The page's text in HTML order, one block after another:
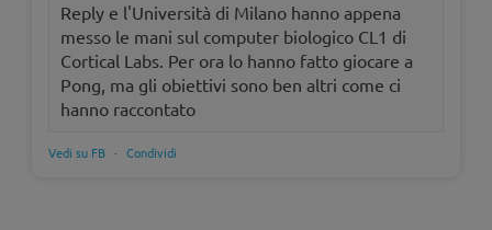
Reply e l'Università di Milano hanno appena
messo le mani sul computer biologico CL1 di
Cortical Labs. Per ora lo hanno fatto giocare a
Pong, ma gli obiettivi sono ben altri come ci
hanno raccontato
Vedi su FB · Condividi